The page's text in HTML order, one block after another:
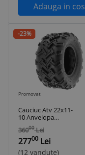
Adauga in cos
-23%
Promovat
Cauciuc Atv 22x11-
10 Anvelopa
22x11x10 Tubeless
36000 Lei
27700 Lei
(12 vandute)